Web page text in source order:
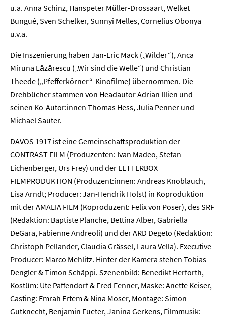
u.a. Anna Schinz, Hanspeter Müller-Drossaart, Welket
Bungué, Sven Schelker, Sunnyi Melles, Cornelius Obonya
u.v.a.
Die Inszenierung haben Jan-Eric Mack („Wilder“), Anca
Miruna Lăzărescu („Wir sind die Welle“) und Christian
Theede („Pfefferkörner“-Kinofilme) übernommen. Die
Drehbücher stammen von Headautor Adrian Illien und
seinen Ko-Autor:innen Thomas Hess, Julia Penner und
Michael Sauter.
DAVOS 1917 ist eine Gemeinschaftsproduktion der
CONTRAST FILM (Produzenten: Ivan Madeo, Stefan
Eichenberger, Urs Frey) und der LETTERBOX
FILMPRODUKTION (Produzent:innen: Andreas Knoblauch,
Lisa Arndt; Producer: Jan-Hendrik Holst) in Koproduktion
mit der AMALIA FILM (Koproduzent: Felix von Poser), des SRF
(Redaktion: Baptiste Planche, Bettina Alber, Gabriella
DeGara, Fabienne Andreoli) und der ARD Degeto (Redaktion:
Christoph Pellander, Claudia Grässel, Laura Vella). Executive
Producer: Marco Mehlitz. Hinter der Kamera stehen Tobias
Dengler & Timon Schäppi. Szenenbild: Benedikt Herforth,
Kostüm: Ute Paffendorf & Fred Fenner, Maske: Anette Keiser,
Casting: Emrah Ertem & Nina Moser, Montage: Simon
Gutknecht, Benjamin Fueter, Janina Gerkens, Filmmusik:
Home
Unternehmen
Presse
Karriere